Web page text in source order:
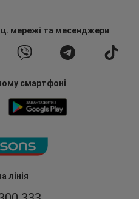
лінія
мережі та месенджери
смартфоні